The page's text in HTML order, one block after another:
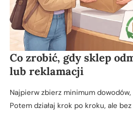
Co zrobić, gdy sklep
lub reklamacji
Najpierw zbierz minimum
Potem działaj krok po kroku, ale